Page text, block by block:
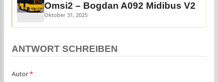
Omsi2 – Bogdan A092 Midibus V2
Oktober 31, 2025
ANTWORT SCHREIBEN
Autor*